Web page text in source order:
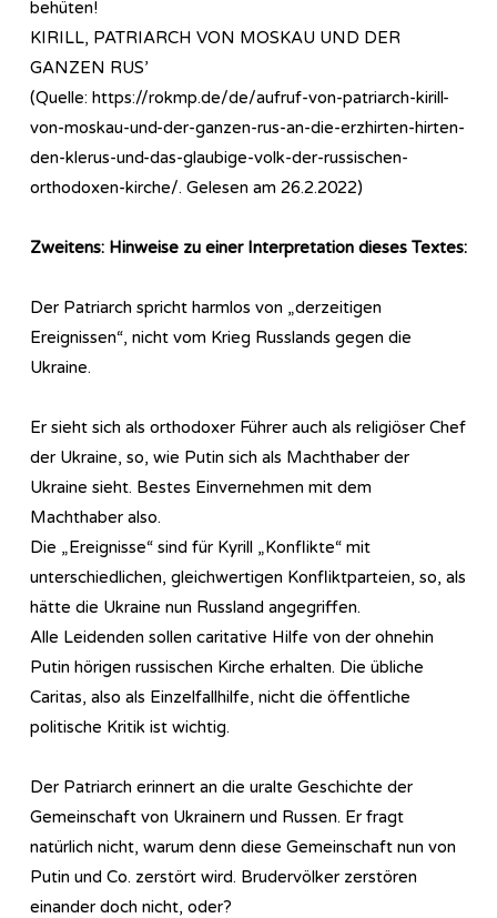
behüten!
KIRILL, PATRIARCH VON MOSKAU UND DER
GANZEN RUS’
(Quelle: https://rokmp.de/de/aufruf-von-patriarch-kirill-
von-moskau-und-der-ganzen-rus-an-die-erzhirten-hirten-
den-klerus-und-das-glaubige-volk-der-russischen-
orthodoxen-kirche/. Gelesen am 26.2.2022)
Zweitens: Hinweise zu einer Interpretation dieses Textes:
Der Patriarch spricht harmlos von „derzeitigen
Ereignissen“, nicht vom Krieg Russlands gegen die
Ukraine.
Er sieht sich als orthodoxer Führer auch als religiöser Chef
der Ukraine, so, wie Putin sich als Machthaber der
Ukraine sieht. Bestes Einvernehmen mit dem
Machthaber also.
Die „Ereignisse“ sind für Kyrill „Konflikte“ mit
unterschiedlichen, gleichwertigen Konfliktparteien, so, als
hätte die Ukraine nun Russland angegriffen.
Alle Leidenden sollen caritative Hilfe von der ohnehin
Putin hörigen russischen Kirche erhalten. Die übliche
Caritas, also als Einzelfallhilfe, nicht die öffentliche
politische Kritik ist wichtig.
Der Patriarch erinnert an die uralte Geschichte der
Gemeinschaft von Ukrainern und Russen. Er fragt
natürlich nicht, warum denn diese Gemeinschaft nun von
Putin und Co. zerstört wird. Brudervölker zerstören
einander doch nicht, oder?